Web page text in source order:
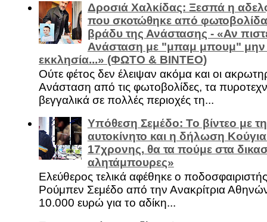
Δροσιά Χαλκίδας: Ξεσπά η
που σκοτώθηκε από φωτοβολίδα
βράδυ της Ανάστασης - «Αν
Ανάσταση με "μπαμ μπουμ" μην
εκκλησία...» (ΦΩΤΟ & ΒΙΝΤΕΟ)
Ούτε φέτος δεν έλειψαν ακόμα και οι
Ανάσταση από τις φωτοβολίδες, τα
βεγγαλικά σε πολλές περιοχές τη...
Υπόθεση Σεμέδο: Το βίντεο με
αυτοκίνητο και η δήλωση
17χρονης, θα τα πούμε στα
αλητάμπουρες»
Ελεύθερος τελικά αφέθηκε ο
Ρούμπεν Σεμέδο από την Ανακρίτρια
10.000 ευρώ για το αδίκη...